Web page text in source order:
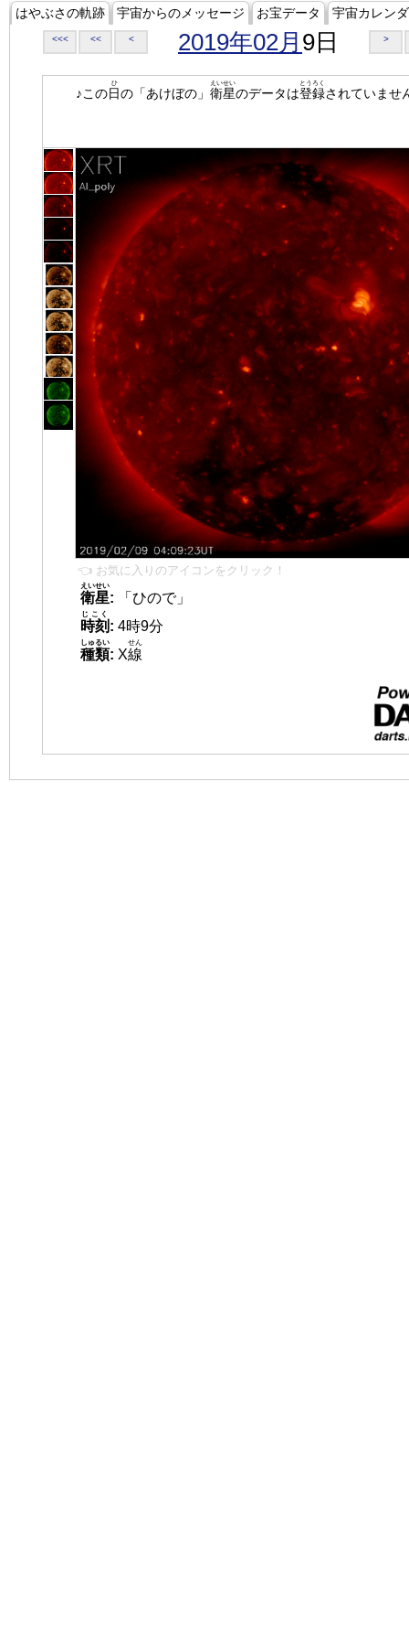
はやぶさの軌跡 宇宙からのメッセージ お宝データ 宇宙カレン
<<< << < 2019年02月 9日 >
♪この日
ひ
の「あけぼの」 衛星
えいせい
のデータは登録
とうろく
されていませ
👈 お気に入りのアイコンをクリック！
衛星
えいせい
:
「ひので」
時刻
じこく
: 4時9分
種類
しゅるい
: X線
せん